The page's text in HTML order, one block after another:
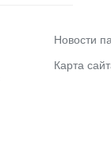
Новости
Карта